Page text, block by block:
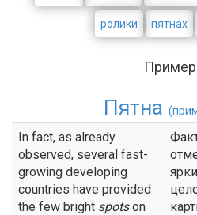
ролики пятнах
Пятна
In fact, as already
observed, several fast-
growing developing
countries have provided
the few bright spotson